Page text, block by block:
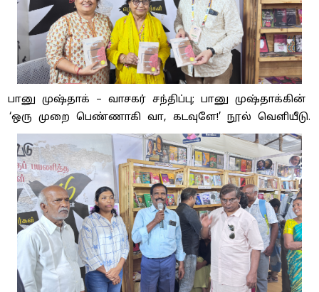
பானு முஷ்தாக் – வாசகர் சந்திப்பு; பானு முஷ்தாக்கின்
‘ஒரு முறை பெண்ணாகி வா, கடவுளே!’ நூல் வெளியீடு.